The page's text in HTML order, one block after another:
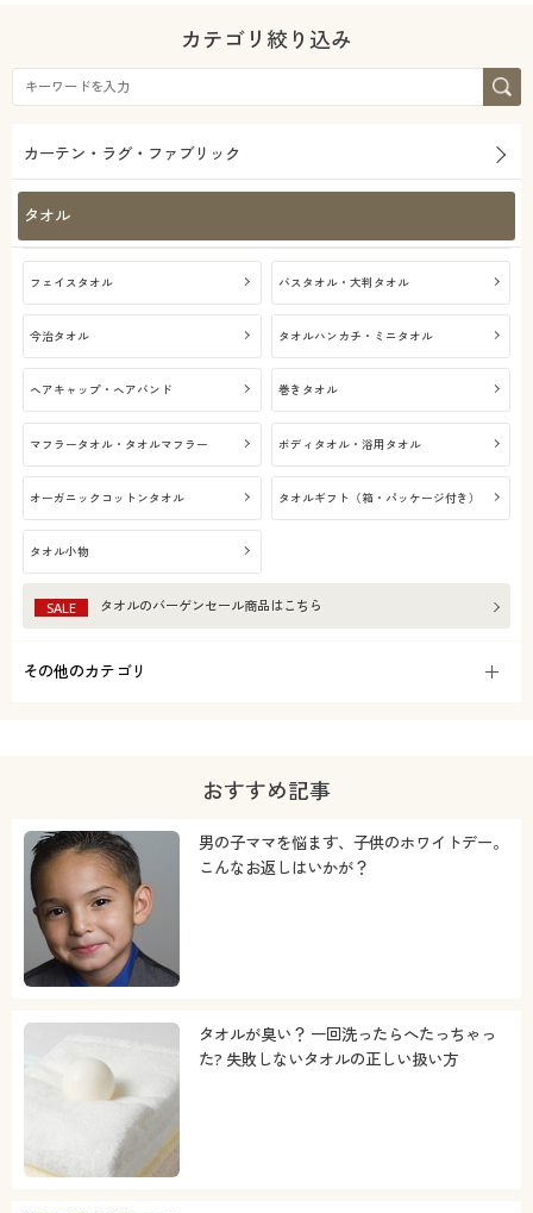
カテゴリ絞り込み
カーテン・ラグ・ファブリック
タオル
フェイスタオル バスタオル・大判タオル
今治タオル タオルハンカチ・ミニタオル
ヘアキャップ・ヘアバンド 巻きタオル
マフラータオル・タオルマフラー ボディタオル・浴用タオル
オーガニックコットンタオル タオルギフト（箱・パッケージ付き）
タオル小物
SALE タオルのバーゲンセール商品はこちら
その他のカテゴリ
おすすめ記事
男の子ママを悩ます、子供のホワイトデー。
こんなお返しはいかが？
タオルが臭い？ 一回洗ったらへたっちゃっ
た? 失敗しないタオルの正しい扱い方